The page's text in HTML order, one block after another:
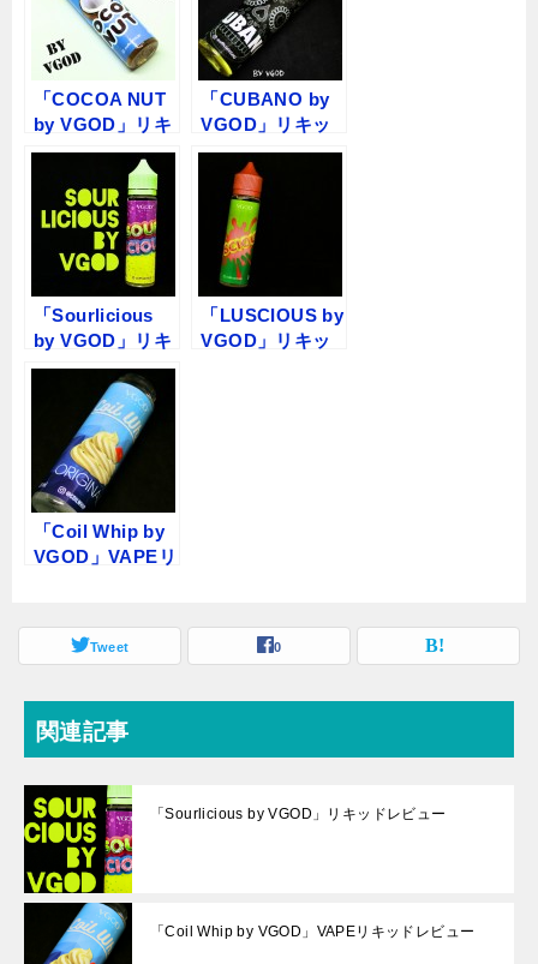
「COCOA NUT
by VGOD」リキ
ッドレビュー
「CUBANO by
VGOD」リキッ
ドレビュー
「Sourlicious
by VGOD」リキ
ッドレビュー
「LUSCIOUS by
VGOD」リキッ
「Coil Whip by
VGOD」VAPEリ
Tweet 0
関連記事
「Sourlicious by VGOD」リキッドレビュー
「Coil Whip by VGOD」VAPEリキッドレビュー